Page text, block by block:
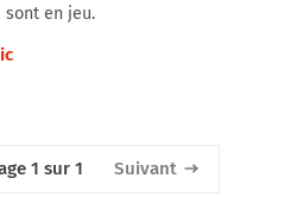
en jeu.
1 sur 1 Suivant